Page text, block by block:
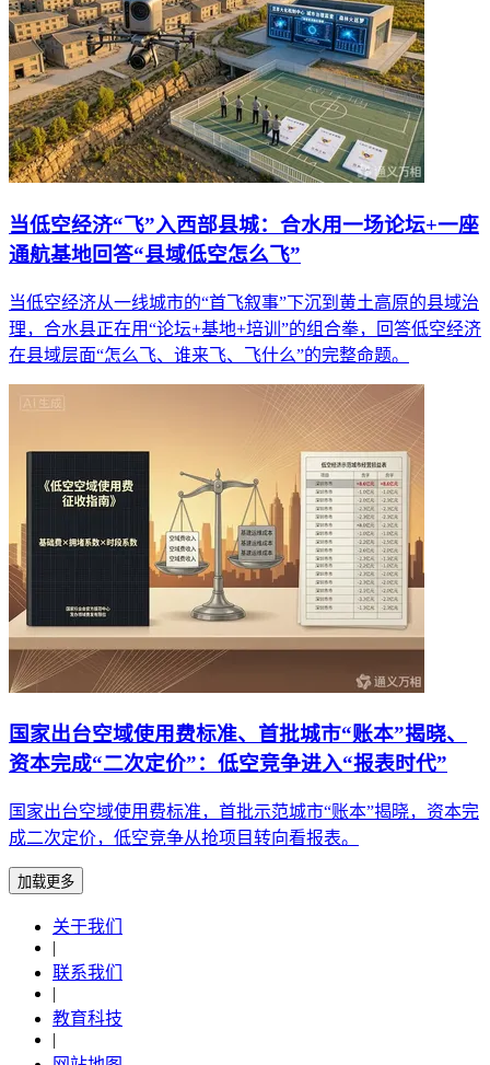
当低空经济“飞”入西部县城：合水用一场论坛+一座
通航基地回答“县域低空怎么飞”
当低空经济从一线城市的“首飞叙事”下沉到黄土高原的县域治
理，合水县正在用“论坛+基地+培训”的组合拳，回答低空经济
在县域层面“怎么飞、谁来飞、飞什么”的完整命题。
国家出台空域使用费标准、首批城市“账本”揭晓、
资本完成“二次定价”：低空竞争进入“报表时代”
国家出台空域使用费标准，首批示范城市“账本”揭晓，资本完
成二次定价，低空竞争从抢项目转向看报表。
加载更多
关于我们
|
联系我们
|
教育科技
|